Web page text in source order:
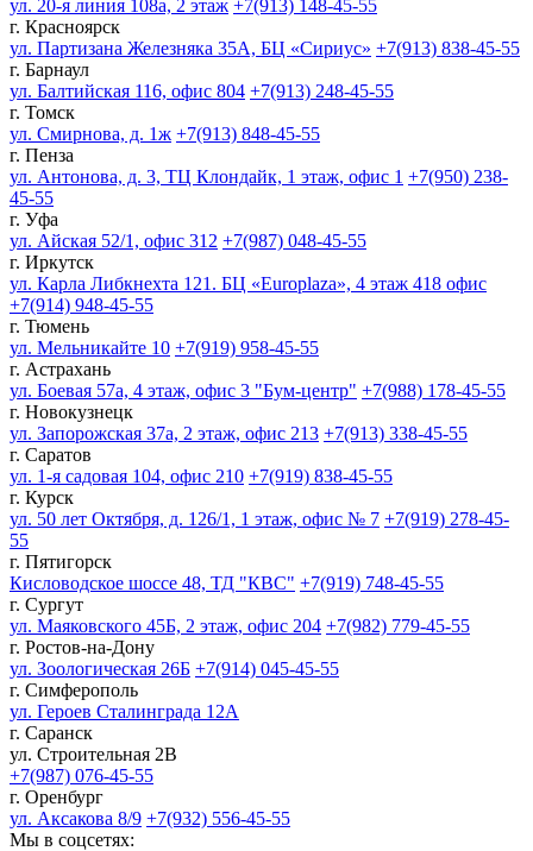
ул. 20-я линия 108а, 2 этаж +7(913) 148-45-55
г. Красноярск
ул. Партизана Железняка 35А, БЦ «Сириус» +7(913) 838-45-55
г. Барнаул
ул. Балтийская 116, офис 804 +7(913) 248-45-55
г. Томск
ул. Смирнова, д. 1ж +7(913) 848-45-55
г. Пенза
ул. Антонова, д. 3, ТЦ Клондайк, 1 этаж, офис 1 +7(950) 238-
45-55
г. Уфа
ул. Айская 52/1, офис 312 +7(987) 048-45-55
г. Иркутск
ул. Карла Либкнехта 121. БЦ «Europlaza», 4 этаж 418 офис
+7(914) 948-45-55
г. Тюмень
ул. Мельникайте 10 +7(919) 958-45-55
г. Астрахань
ул. Боевая 57а, 4 этаж, офис 3 "Бум-центр" +7(988) 178-45-55
г. Новокузнецк
ул. Запорожская 37а, 2 этаж, офис 213 +7(913) 338-45-55
г. Саратов
ул. 1-я садовая 104, офис 210 +7(919) 838-45-55
г. Курск
ул. 50 лет Октября, д. 126/1, 1 этаж, офис № 7 +7(919) 278-45-
55
г. Пятигорск
Кисловодское шоссе 48, ТД "КВС" +7(919) 748-45-55
г. Сургут
ул. Маяковского 45Б, 2 этаж, офис 204 +7(982) 779-45-55
г. Ростов-на-Дону
ул. Зоологическая 26Б +7(914) 045-45-55
г. Симферополь
ул. Героев Сталинграда 12А
г. Саранск
ул. Строительная 2В
+7(987) 076-45-55
г. Оренбург
ул. Аксакова 8/9 +7(932) 556-45-55
Мы в соцсетях: